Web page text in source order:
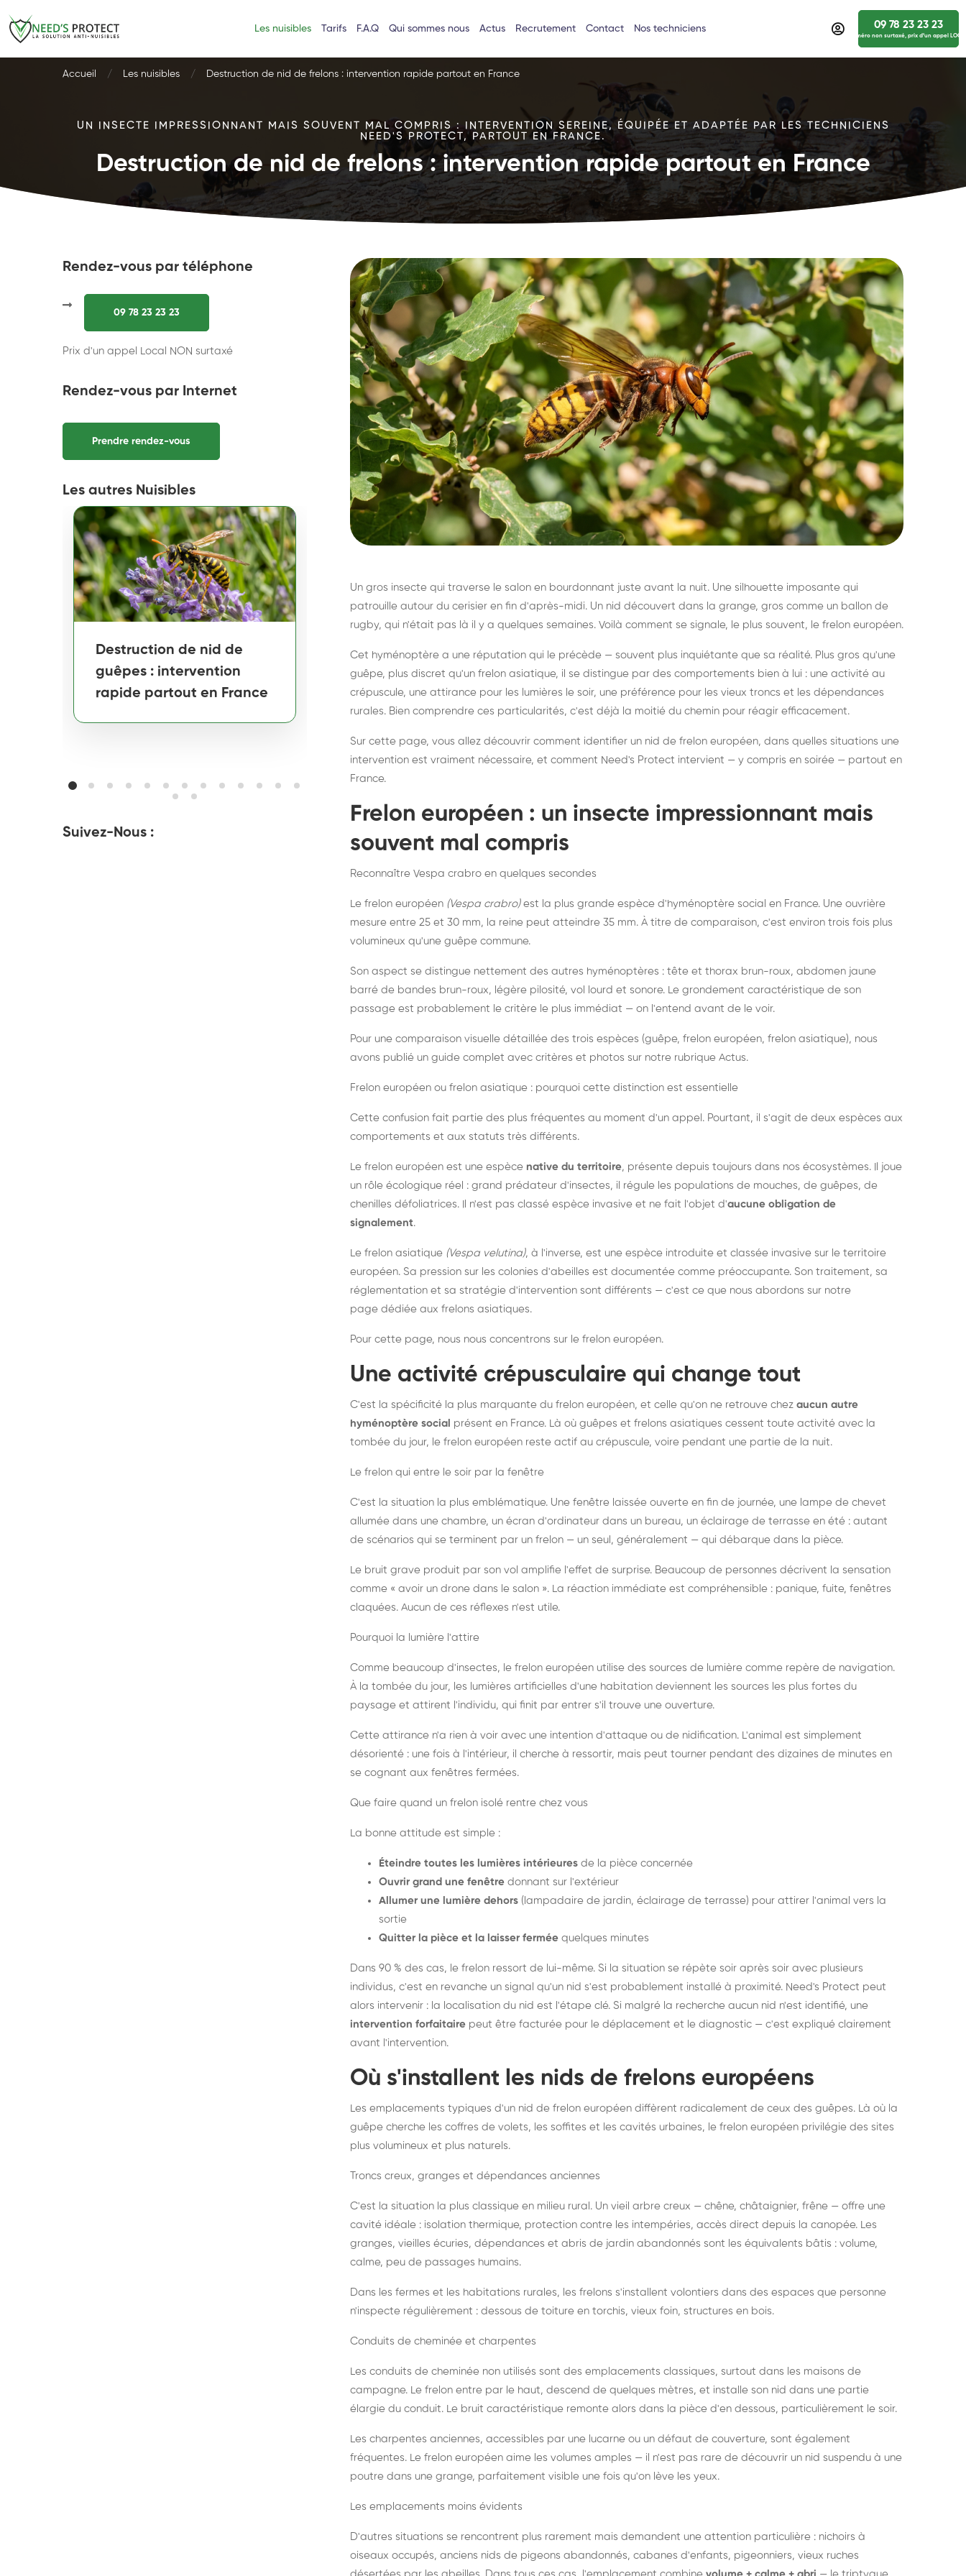
Les nuisibles Tarifs F.A.Q Qui sommes nous Actus Recrutement Contact Nos techniciens 09 78 23 23 23
numéro non surtaxé, prix d’un appel
Accueil Les nuisibles Destruction de nid de frelons : intervention rapide partout en France
UN INSECTE IMPRESSIONNANT MAIS SOUVENT MAL COMPRIS : INTERVENTION SEREINE, ÉQUIPÉE ET ADAPTÉE PAR LES TECHNICIENS
NEED'S PROTECT, PARTOUT EN FRANCE.
Destruction de nid de frelons : intervention rapide partout en France
Rendez-vous par téléphone
09 78 23 23 23
Prix d'un appel Local NON surtaxé
Rendez-vous par Internet
Prendre rendez-vous
Les autres Nuisibles
Destruction de nid de
guêpes : intervention
rapide partout en France
Destruction de nid de
frelons asiatiques :
intervention partout en
France
Dératisation : éliminer
durablement rats et
souris, partout en France
Suivez-Nous :
Un gros insecte qui traverse le salon en bourdonnant juste avant la nuit. Une silhouette imposante qui
patrouille autour du cerisier en fin d'après-midi. Un nid découvert dans la grange, gros comme un ballon de
rugby, qui n'était pas là il y a quelques semaines. Voilà comment se signale, le plus souvent, le frelon européen.
Cet hyménoptère a une réputation qui le précède — souvent plus inquiétante que sa réalité. Plus gros qu'une
guêpe, plus discret qu'un frelon asiatique, il se distingue par des comportements bien à lui : une activité au
crépuscule, une attirance pour les lumières le soir, une préférence pour les vieux troncs et les dépendances
rurales. Bien comprendre ces particularités, c'est déjà la moitié du chemin pour réagir efficacement.
Sur cette page, vous allez découvrir comment identifier un nid de frelon européen, dans quelles situations une
intervention est vraiment nécessaire, et comment Need's Protect intervient — y compris en soirée — partout en
France.
Frelon européen : un insecte impressionnant mais
souvent mal compris
Reconnaître Vespa crabro en quelques secondes
Le frelon européen (Vespa crabro)est la plus grande espèce d'hyménoptère social en France. Une ouvrière
mesure entre 25 et 30 mm, la reine peut atteindre 35 mm. À titre de comparaison, c'est environ trois fois plus
volumineux qu'une guêpe commune.
Son aspect se distingue nettement des autres hyménoptères : tête et thorax brun-roux, abdomen jaune
barré de bandes brun-roux, légère pilosité, vol lourd et sonore. Le grondement caractéristique de son
passage est probablement le critère le plus immédiat — on l'entend avant de le voir.
Pour une comparaison visuelle détaillée des trois espèces (guêpe, frelon européen, frelon asiatique), nous
avons publié un guide complet avec critères et photos sur notre rubrique Actus.
Frelon européen ou frelon asiatique : pourquoi cette distinction est essentielle
Cette confusion fait partie des plus fréquentes au moment d'un appel. Pourtant, il s'agit de deux espèces aux
comportements et aux statuts très différents.
Le frelon européen est une espèce native du territoire, présente depuis toujours dans nos écosystèmes. Il joue
un rôle écologique réel : grand prédateur d'insectes, il régule les populations de mouches, de guêpes, de
chenilles défoliatrices. Il n'est pas classé espèce invasive et ne fait l'objet d'aucune obligation de
signalement.
Le frelon asiatique (Vespa velutina), à l'inverse, est une espèce introduite et classée invasive sur le territoire
européen. Sa pression sur les colonies d'abeilles est documentée comme préoccupante. Son traitement, sa
réglementation et sa stratégie d'intervention sont différents — c'est ce que nous abordons sur notre
page dédiée aux frelons asiatiques.
Pour cette page, nous nous concentrons sur le frelon européen.
Une activité crépusculaire qui change tout
C'est la spécificité la plus marquante du frelon européen, et celle qu'on ne retrouve chez aucun autre
hyménoptère social présent en France. Là où guêpes et frelons asiatiques cessent toute activité avec la
tombée du jour, le frelon européen reste actif au crépuscule, voire pendant une partie de la nuit.
Le frelon qui entre le soir par la fenêtre
C'est la situation la plus emblématique. Une fenêtre laissée ouverte en fin de journée, une lampe de chevet
allumée dans une chambre, un écran d'ordinateur dans un bureau, un éclairage de terrasse en été : autant
de scénarios qui se terminent par un frelon — un seul, généralement — qui débarque dans la pièce.
Le bruit grave produit par son vol amplifie l'effet de surprise. Beaucoup de personnes décrivent la sensation
comme « avoir un drone dans le salon ». La réaction immédiate est compréhensible : panique, fuite, fenêtres
claquées. Aucun de ces réflexes n'est utile.
Pourquoi la lumière l'attire
Comme beaucoup d'insectes, le frelon européen utilise des sources de lumière comme repère de navigation.
À la tombée du jour, les lumières artificielles d'une habitation deviennent les sources les plus fortes du
paysage et attirent l'individu, qui finit par entrer s'il trouve une ouverture.
Cette attirance n'a rien à voir avec une intention d'attaque ou de nidification. L'animal est simplement
désorienté : une fois à l'intérieur, il cherche à ressortir, mais peut tourner pendant des dizaines de minutes en
se cognant aux fenêtres fermées.
Que faire quand un frelon isolé rentre chez vous
La bonne attitude est simple :
Éteindre toutes les lumières intérieures de la pièce concernée
Ouvrir grand une fenêtre donnant sur l'extérieur
Allumer une lumière dehors (lampadaire de jardin, éclairage de terrasse) pour attirer l'animal vers la
sortie
Quitter la pièce et la laisser fermée quelques minutes
Dans 90 % des cas, le frelon ressort de lui-même. Si la situation se répète soir après soir avec plusieurs
individus, c'est en revanche un signal qu'un nid s'est probablement installé à proximité. Need's Protect peut
alors intervenir : la localisation du nid est l'étape clé. Si malgré la recherche aucun nid n'est identifié, une
intervention forfaitaire peut être facturée pour le déplacement et le diagnostic — c'est expliqué clairement
avant l'intervention.
Où s'installent les nids de frelons européens
Les emplacements typiques d'un nid de frelon européen diffèrent radicalement de ceux des guêpes. Là où la
guêpe cherche les coffres de volets, les soffites et les cavités urbaines, le frelon européen privilégie des sites
plus volumineux et plus naturels.
Troncs creux, granges et dépendances anciennes
C'est la situation la plus classique en milieu rural. Un vieil arbre creux — chêne, châtaignier, frêne — offre une
cavité idéale : isolation thermique, protection contre les intempéries, accès direct depuis la canopée. Les
granges, vieilles écuries, dépendances et abris de jardin abandonnés sont les équivalents bâtis : volume,
calme, peu de passages humains.
Dans les fermes et les habitations rurales, les frelons s'installent volontiers dans des espaces que personne
n'inspecte régulièrement : dessous de toiture en torchis, vieux foin, structures en bois.
Conduits de cheminée et charpentes
Les conduits de cheminée non utilisés sont des emplacements classiques, surtout dans les maisons de
campagne. Le frelon entre par le haut, descend de quelques mètres, et installe son nid dans une partie
élargie du conduit. Le bruit caractéristique remonte alors dans la pièce d'en dessous, particulièrement le soir.
Les charpentes anciennes, accessibles par une lucarne ou un défaut de couverture, sont également
fréquentes. Le frelon européen aime les volumes amples — il n'est pas rare de découvrir un nid suspendu à une
poutre dans une grange, parfaitement visible une fois qu'on lève les yeux.
Les emplacements moins évidents
D'autres situations se rencontrent plus rarement mais demandent une attention particulière : nichoirs à
oiseaux occupés, anciens nids de pigeons abandonnés, cabanes d'enfants, pigeonniers, vieux ruches